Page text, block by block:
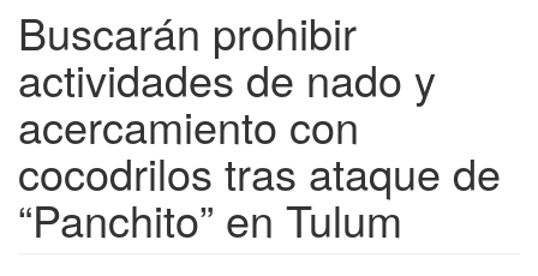
Buscarán prohibir
actividades de nado y
acercamiento con
cocodrilos tras ataque de
“Panchito” en Tulum